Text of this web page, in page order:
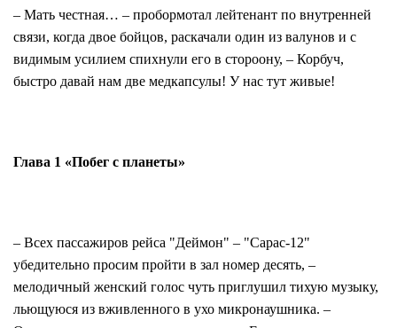
– Мать честная… – пробормотал лейтенант по внутренней
связи, когда двое бойцов, раскачали один из валунов и с
видимым усилием спихнули его в стороону, – Корбуч,
быстро давай нам две медкапсулы! У нас тут живые!
Глава 1 «Побег с планеты»
– Всех пассажиров рейса "Деймон" – "Сарас-12"
убедительно просим пройти в зал номер десять, –
мелодичный женский голос чуть приглушил тихую музыку,
льющуюся из вживленного в ухо микронаушника. –